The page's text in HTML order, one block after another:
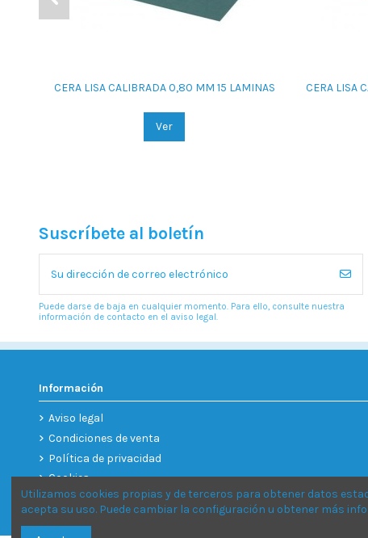
CERA LISA CALIBRADA 0,80 MM 15 LAMINAS
Ver
CERA LISA
Suscríbete al boletín
Puede darse de baja en cualquier momento. Para ello, consulte nuestra
información de contacto en el aviso legal.
Información
Aviso legal
Condiciones de venta
Política de privacidad
Cookies
Utilizamos cookies propias y de terceros para obtener datos
acepta su uso. Puede cambiar la configuración u obtener más